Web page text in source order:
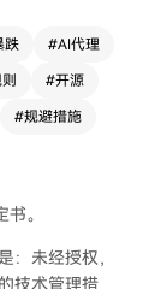
技术管理措
台方授权，
、数据安全
作其他Ap
厂商（如阿
跌 #AI代理
#开源
#规避措施
。
：未经授权，
技术管理措